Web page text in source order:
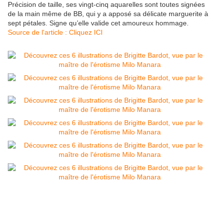
Précision de taille, ses vingt-cinq aquarelles sont toutes signées
de la main même de BB, qui y a apposé sa délicate marguerite à
sept pétales. Signe qu’elle valide cet amoureux hommage.
Source de l'article : Cliquez ICI